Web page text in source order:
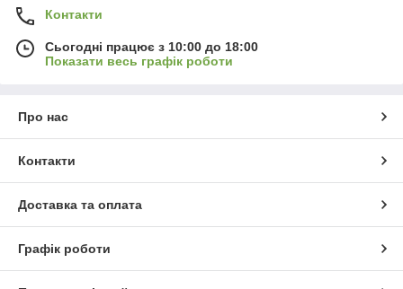
Контакти
Сьогодні працює з 10:00 до 18:00
Показати весь графік роботи
Про нас
Контакти
Доставка та оплата
Графік роботи